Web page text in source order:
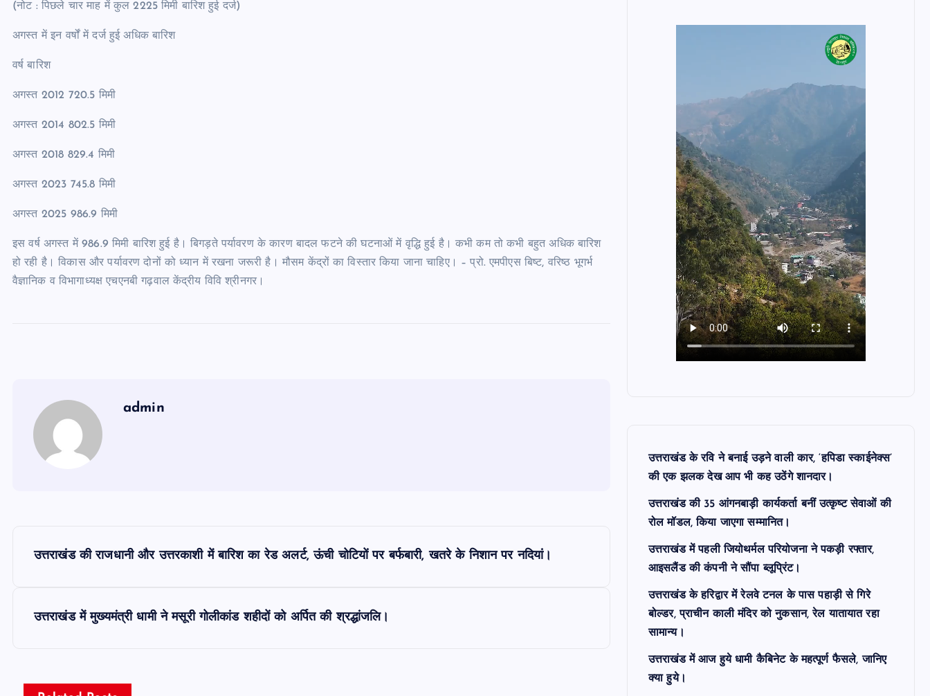
(नोट : पिछले चार माह में कुल 2225 मिमी बारिश हुई दर्ज)
अगस्त में इन वर्षों में दर्ज हुई अधिक बारिश
वर्ष बारिश
अगस्त 2012 720.5 मिमी
अगस्त 2014 802.5 मिमी
अगस्त 2018 829.4 मिमी
अगस्त 2023 745.8 मिमी
अगस्त 2025 986.9 मिमी
इस वर्ष अगस्त में 986.9 मिमी बारिश हुई है। बिगड़ते पर्यावरण के कारण बादल फटने की घटनाओं में वृद्धि हुई है। कभी कम तो कभी बहुत अधिक बारिश
हो रही है। विकास और पर्यावरण दोनों को ध्यान में रखना जरूरी है। मौसम केंद्रों का विस्तार किया जाना चाहिए। – प्रो. एमपीएस बिष्ट, वरिष्ठ भूगर्भ
वैज्ञानिक व विभागाध्यक्ष एचएनबी गढ़वाल केंद्रीय विवि श्रीनगर।
admin
उत्तराखंड की राजधानी और उत्तरकाशी में बारिश का रेड अलर्ट, ऊंची चोटियों पर बर्फबारी, खतरे के निशान पर नदियां।
उत्तराखंड में मुख्यमंत्री धामी ने मसूरी गोलीकांड शहीदों को अर्पित की श्रद्धांजलि।
उत्तराखंड के रवि ने बनाई उड़ने वाली कार, ‘हपिडा स्काईनेक्स’
की एक झलक देख आप भी कह उठेंगे शानदार।
उत्तराखंड की 35 आंगनबाड़ी कार्यकर्ता बनीं उत्कृष्ट सेवाओं की
रोल मॉडल, किया जाएगा सम्मानित।
उत्तराखंड में पहली जियोथर्मल परियोजना ने पकड़ी रफ्तार,
आइसलैंड की कंपनी ने सौंपा ब्लूप्रिंट।
उत्तराखंड के हरिद्वार में रेलवे टनल के पास पहाड़ी से गिरे
बोल्डर, प्राचीन काली मंदिर को नुकसान, रेल यातायात रहा
सामान्य।
उत्तराखंड में आज हुये धामी कैबिनेट के महत्पूर्ण फैसले, जानिए
क्या हुये।